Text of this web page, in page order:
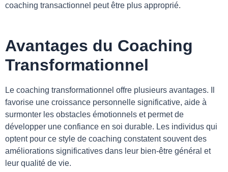
coaching transactionnel peut être plus approprié.
Avantages du Coaching
Transformationnel
Le coaching transformationnel offre plusieurs avantages. Il
favorise une croissance personnelle significative, aide à
surmonter les obstacles émotionnels et permet de
développer une confiance en soi durable. Les individus qui
optent pour ce style de coaching constatent souvent des
améliorations significatives dans leur bien-être général et
leur qualité de vie.